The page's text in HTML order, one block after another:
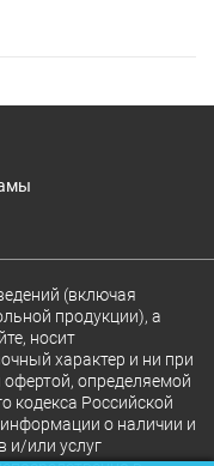
(включая
продукции), а
носит
характер и ни при
офертой, определяемой
кодекса Российской
о наличии и
и/или услуг